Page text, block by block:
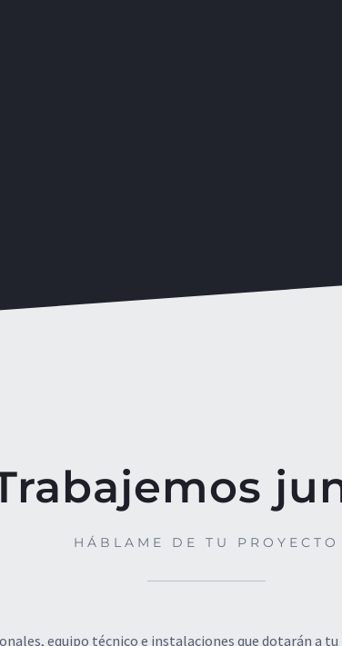
HÁBLAME DE TU PROYECTO
equipo técnico e instalaciones que dotarán a tu